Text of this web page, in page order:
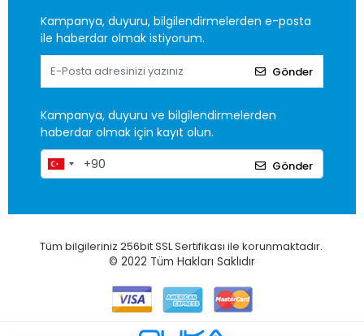
Kampanya, duyuru, bilgilendirmelerden e-posta
ile haberdar olmak istiyorum.
Gönder
Kampanya, duyuru ve bilgilendirmelerden
haberdar olmak için kayıt olun.
Gönder
Tüm bilgileriniz 256bit SSL Sertifikası ile korunmaktadır.
© 2022 Tüm Hakları Saklıdır